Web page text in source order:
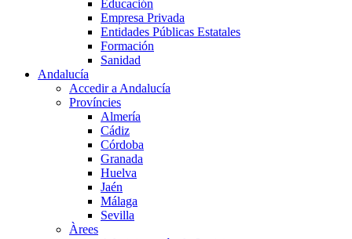
Educación
Empresa Privada
Entidades Públicas Estatales
Formación
Sanidad
Andalucía
Accedir a Andalucía
Províncies
Almería
Cádiz
Córdoba
Granada
Huelva
Jaén
Málaga
Sevilla
Àrees